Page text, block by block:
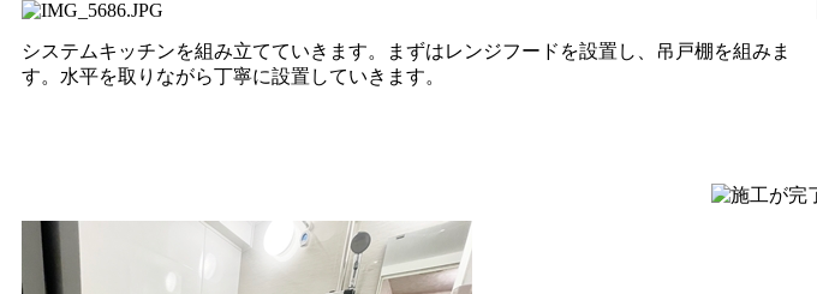
システムキッチンを組み立てていきます。まずはレンジフードを設置し、吊戸棚を組みま
す。 水平を取りながら丁寧に設置していきます。